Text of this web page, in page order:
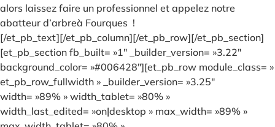
alors laissez faire un professionnel et appelez notre
abatteur d’arbreà Fourques !
[/et_pb_text][/et_pb_column][/et_pb_row][/et_pb_section]
[et_pb_section fb_built= »1″ _builder_version= »3.22″
background_color= »#006428″][et_pb_row module_class= »
et_pb_row_fullwidth » _builder_version= »3.25″
width= »89% » width_tablet= »80% »
width_last_edited= »on|desktop » max_width= »89% »